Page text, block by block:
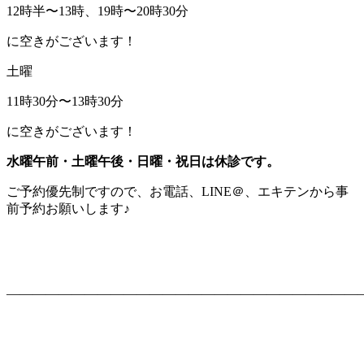
12時半〜13時、19時〜20時30分
に空きがございます！
土曜
11時30分〜13時30分
に空きがございます！
水曜午前・土曜午後・日曜・祝日は休診です。
ご予約優先制ですので、お電話、LINE＠、エキテンから事
前予約お願いします♪